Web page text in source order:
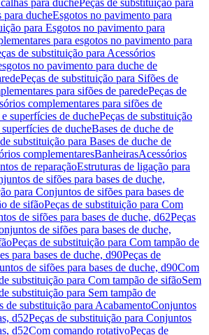
para duchePeças de substituição para
para ducheEsgotos no pavimento para
para Esgotos no pavimento para
para esgotos no pavimento para
de substituição para Acessórios
no pavimento para duche de
Peças de substituição para Sifões de
para sifões de paredePeças de
complementares para sifões de
superfícies de duchePeças de substituição
de ducheBases de duche de
substituição para Bases de duche de
complementaresBanheirasAcessórios
de reparaçãoEstruturas de ligação para
de sifões para bases de duche,
para Conjuntos de sifões para bases de
de sifãoPeças de substituição para Com
de sifões para bases de duche, d62Peças
de sifões para bases de duche,
Peças de substituição para Com tampão de
para bases de duche, d90Peças de
de sifões para bases de duche, d90Com
substituição para Com tampão de sifãoSem
substituição para Sem tampão de
de substituição para AcabamentoConjuntos
d52Peças de substituição para Conjuntos
d52Com comando rotativoPeças de